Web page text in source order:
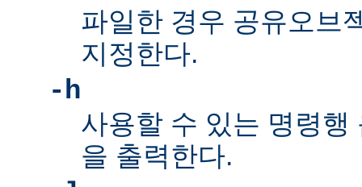
파일한 경우 공유오브
지정한다.
-h
사용할 수 있는 명령행
을 출력한다.